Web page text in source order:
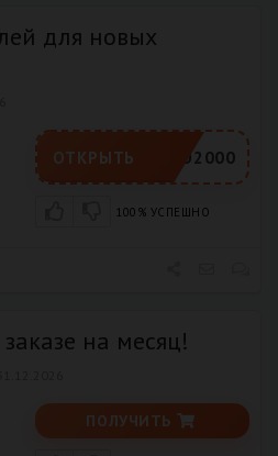
для новых
LETO2000
ОТКРЫТЬ
100% УСПЕШНО
на месяц!
ПОЛУЧИТЬ